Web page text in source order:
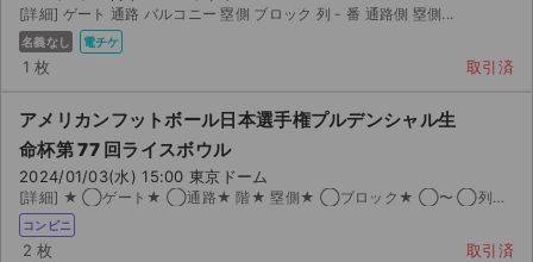
[詳細] ゲート 通路 バルコニー 塁側 ブロック 列 - 番 通路側 塁側...
名義なし 電チケ
1 枚 取引済
アメリカンフットボール日本選手権プルデンシャル生
命杯第 77 回ライスボウル
2024/01/03(水) 15:00 東京ドーム
[詳細] ★ ◯ゲート★ ◯通路★ 階★ 塁側★ ◯ブロック★ ◯〜 ◯列★ 〜 番★ペア（ ...
コンビニ
2 枚 取引済